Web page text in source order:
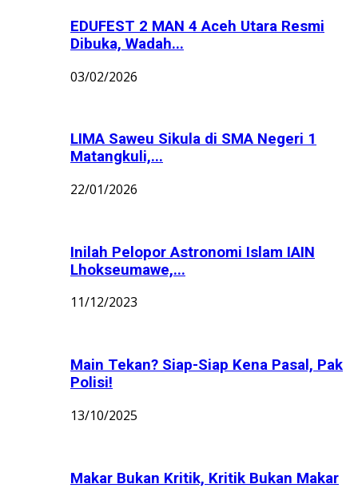
EDUFEST 2 MAN 4 Aceh Utara Resmi
Dibuka, Wadah...
03/02/2026
LIMA Saweu Sikula di SMA Negeri 1
Matangkuli,...
22/01/2026
Inilah Pelopor Astronomi Islam IAIN
Lhokseumawe,...
11/12/2023
Main Tekan? Siap-Siap Kena Pasal, Pak
Polisi!
13/10/2025
Makar Bukan Kritik, Kritik Bukan Makar